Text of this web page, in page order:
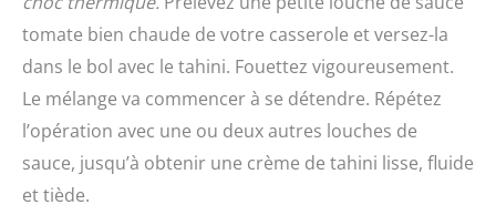
tomate bien chaude de votre casserole et versez-la
dans le bol avec le tahini. Fouettez vigoureusement.
Le mélange va commencer à se détendre. Répétez
l’opération avec une ou deux autres louches de
sauce, jusqu’à obtenir une crème de tahini lisse, fluide
et tiède.